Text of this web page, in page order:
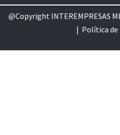
@Copyright INTEREMPRESAS
| Política de